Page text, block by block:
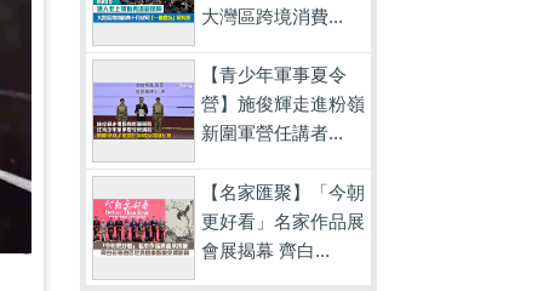
大灣區跨境消費...
【青少年軍事夏令
營】施俊輝走進粉嶺
新圍軍營任講者...
【名家匯聚】「今朝
更好看」名家作品展
會展揭幕 齊白...